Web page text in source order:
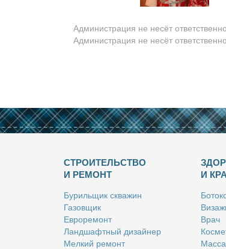
Администрация не несёт
Администрация не несёт
СТРОИТЕЛЬСТВО
И РЕМОНТ
Бу­риль­щик сква­жин
Га­зов­щик
Ев­ро­ре­монт
Ланд­шафт­ный ди­зай­нер
Мел­кий ре­монт
И
Врач